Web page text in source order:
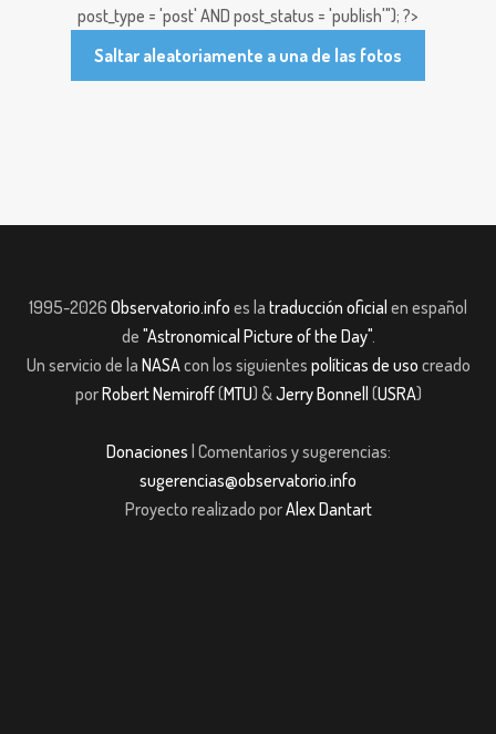
post_type = 'post' AND post_status = 'publish'"); ?>
Saltar aleatoriamente a una de las fotos
1995-2026 Observatorio.info es la traducción oficial en español
de "Astronomical Picture of the Day".
Un servicio de la NASAcon los siguientes políticas de uso creado
porRobert Nemiroff(MTU) &Jerry Bonnell (USRA)
Donaciones | Comentarios y sugerencias:
sugerencias@observatorio.info
Proyecto realizado porAlex Dantart